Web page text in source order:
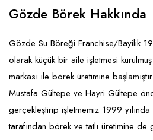
Sağlık Güzellik
Turizm - Eğlence
Mobilya ve Ev Tekstili
Oyuncak ve Hediyelik
Takı
Yapı Malzemesi - Hırdavat
Gıda ve Sarf Malzemeleri
Güvenlik - Temizlik
Giyim - Aksesuar
Hukuk - Marka - Patent ve
Gözde Börek Hakkında
Gözde Su Böreği Franchise/Bayilik
olarak küçük bir aile işletmesi
markası ile börek üretimine
Mustafa Gültepe ve Hayri Gültepe
gerçekleştirip işletmemiz 1999
tarafından börek ve tatlı üretimine de